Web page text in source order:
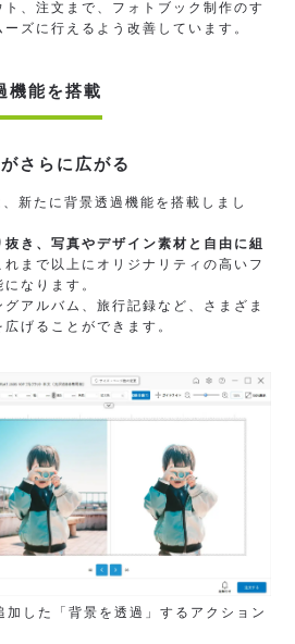
、注文まで、フォトブック制作のす
ズに行えるよう改善しています。
能を搭載
さらに広がる
新たに背景透過機能を搭載しまし
抜き、写真やデザイン素材と自由に組
れまで以上にオリジナリティの高いフ
なります。
アルバム、旅行記録など、さまざま
げることができます。
した「背景を透過」するアクション